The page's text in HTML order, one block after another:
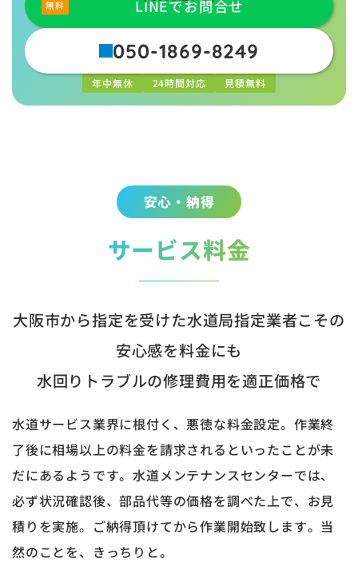
LINEでお問合せ
050-1869-8249
年中無休 24時間対応 見積無料
安心・納得
サービス料金
大阪市から指定を受けた水道局指定業者こその
安心感を料金にも
水回りトラブルの修理費用を適正価格で
水道サービス業界に根付く、悪徳な料金設定。作業終
了後に相場以上の料金を請求されるといったことが未
だにあるようです。水道メンテナンスセンターでは、
必ず状況確認後、部品代等の価格を調べた上で、お見
積りを実施。ご納得頂けてから作業開始致します。当
然のことを、きっちりと。